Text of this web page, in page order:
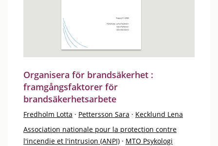
Organisera för brandsäkerhet :
framgångsfaktorer för
brandsäkerhetsarbete
Fredholm Lotta · Pettersson Sara · Kecklund Lena
Association nationale pour la protection contre
l'incendie et l'intrusion (ANPI) · MTO Psykologi